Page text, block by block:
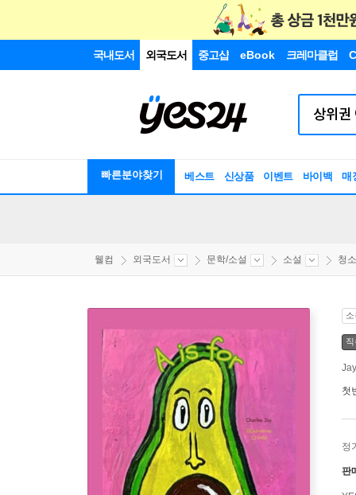
국내도서 외국도서 중고샵 eBook 크레마클럽
빠른분야찾기 베스트 신상품 이벤트 바이백 매
웰컴 외국도서 문학/소설 소설 청
첫
정
판